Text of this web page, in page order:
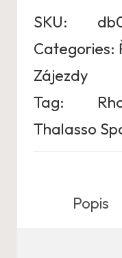
SKU:
Categories:
Zájezdy
Tag:
Thalasso
Popis